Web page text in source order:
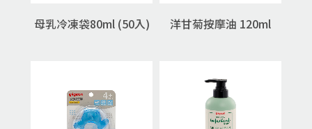
母乳冷凍袋80ml (50入) 洋甘菊按摩油 120ml